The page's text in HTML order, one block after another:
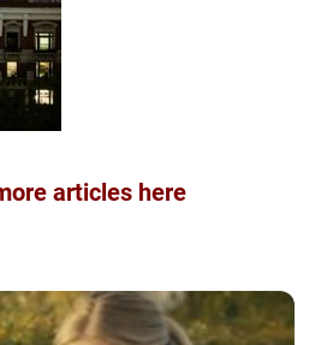
articles here